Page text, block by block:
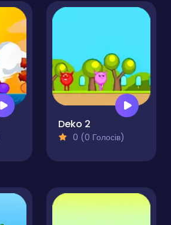
Deko 2
0 (0 Голосів)